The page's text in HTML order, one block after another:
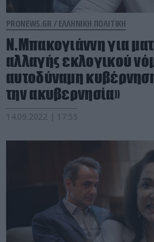
PRONEWS.GR / ΕΛΛΗΝΙΚΗ ΠΟΛΙΤΙΚΗ
Ν.Μπακογιάννη για
αλλαγής εκλογικού
αυτοδύναμη
την ακυβερνησία»
14.09.2022 | 17:55